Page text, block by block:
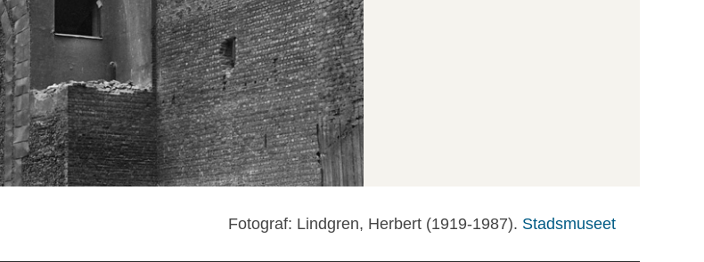
Fotograf: Lindgren, Herbert (1919-1987). Stadsmuseet